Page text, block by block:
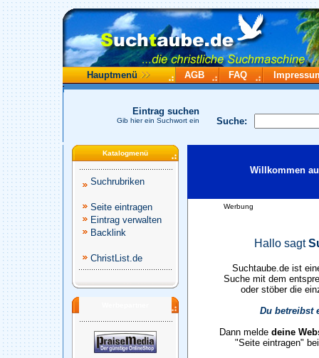
Hauptmenü AGB FAQ
Suche:
Eintrag suchen
Gib hier ein Suchwort ein
Katalogmenü
Suchrubriken
Seite eintragen
Eintrag verwalten
Backlink
ChristList.de
Willkommen
Werbung
Hallo sagt
Suchtaube.de ist
Suche mit dem
oder stöber die
Du betreibst
Dann melde deine
"Seite eintragen"